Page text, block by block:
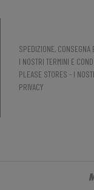
SPEDIZIONE, CONSEGNA
I NOSTRI TERMINI E
PLEASE STORES - I
PRIVACY